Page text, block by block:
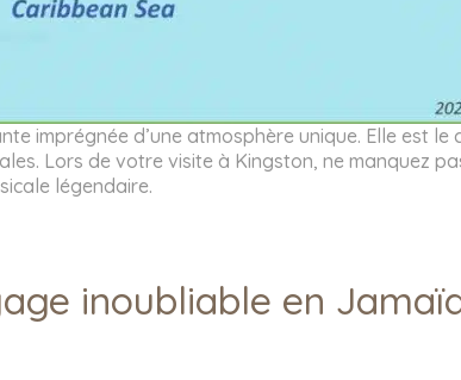
imprégnée d’une atmosphère unique. Elle est
Lors de votre visite à Kingston, ne manquez
légendaire.
inoubliable en